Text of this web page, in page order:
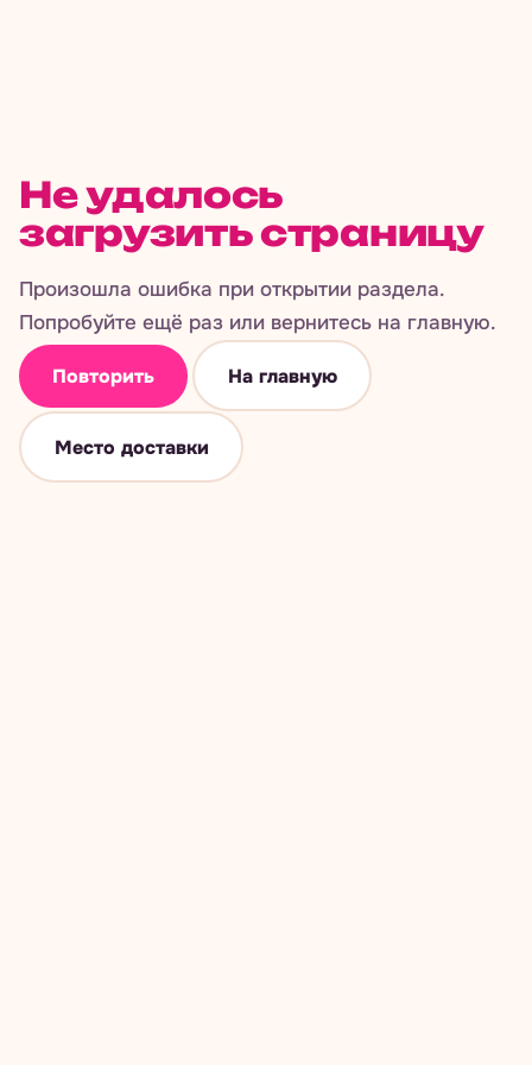
Не удалось
загрузить страницу
Произошла ошибка при открытии раздела.
Попробуйте ещё раз или вернитесь на главную.
Повторить На главную
Место доставки